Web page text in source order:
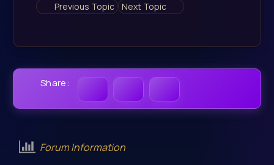
Previous Topic Next Topic
Share:
Forum Information